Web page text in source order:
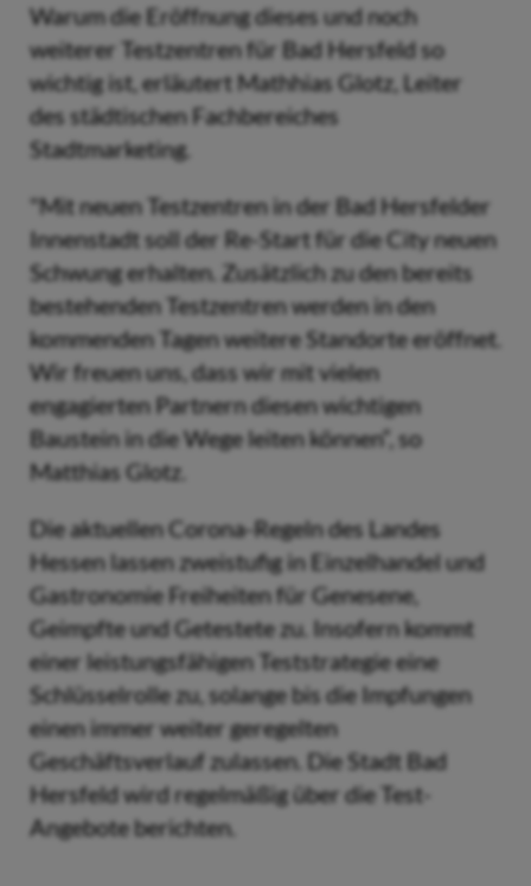
Warum die Eröffnung dieses und noch
weiterer Testzentren für Bad Hersfeld so
wichtig ist, erläutert Mathhias Glotz, Leiter
des städtischen Fachbereiches
Stadtmarketing.
"Mit neuen Testzentren in der Bad Hersfelder
Innenstadt soll der Re-Start für die City neuen
Schwung erhalten. Zusätzlich zu den bereits
bestehenden Testzentren werden in den
kommenden Tagen weitere Standorte eröffnet.
Wir freuen uns, dass wir mit vielen
engagierten Partnern diesen wichtigen
Baustein in die Wege leiten können“, so
Matthias Glotz.
Die aktuellen Corona-Regeln des Landes
Hessen lassen zweistufig in Einzelhandel und
Gastronomie Freiheiten für Genesene,
Geimpfte und Getestete zu. Insofern kommt
einer leistungsfähigen Teststrategie eine
Schlüsselrolle zu, solange bis die Impfungen
einen immer weiter geregelten
Geschäftsverlauf zulassen. Die Stadt Bad
Hersfeld wird regelmäßig über die Test-
Angebote berichten.